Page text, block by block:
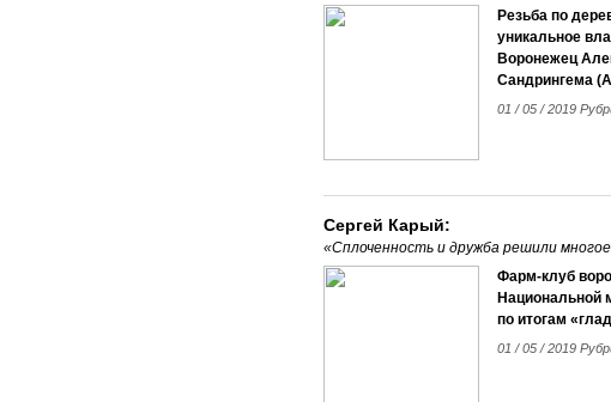
Резьба по
уникальное
Воронежец
Сандрингема
01 / 05 / 2019
Сергей Карый:
«Сплоченность и дружба решили
Фарм-клуб
Национальной
по итогам
01 / 05 / 2019